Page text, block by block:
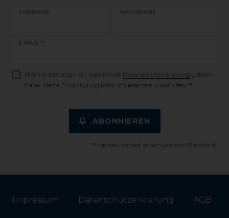
VORNAME NACHNAME
E-MAIL **
Newsletter
Hiermit bestätige ich, dass ich die Daten­schutz­erklärung gelesen
habe. Meine Einwilligung kann ich jederzeit widerrufen.**
ABONNIEREN
** Hierbei handelt es sich um ein Pflichtfeld.
Impressum Daten­schutz­erklärung AGB